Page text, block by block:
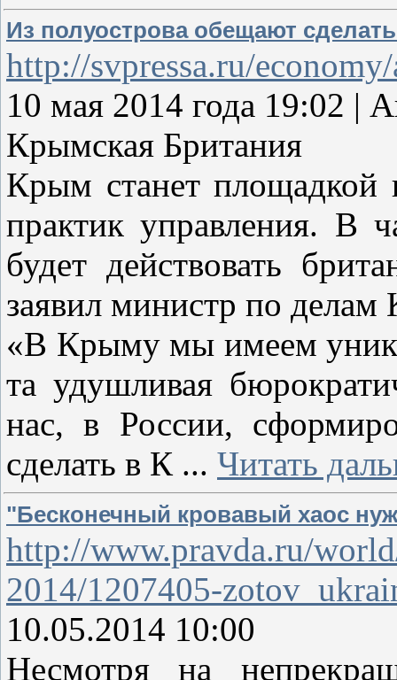
Из полуострова обещают
http://svpressa.ru/
10 мая 2014 года
Крымская Британия
Крым станет площадкой
практик управления. В
будет действовать
заявил министр по
«В Крыму мы имеем
та удушливая
нас, в России,
сделать в К ... Читать
"Бесконечный кровавый хаос
http://www.pravda.ru/
2014/1207405-
10.05.2014 10:00
Несмотря на